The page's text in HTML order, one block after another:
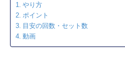
やり方
ポイント
目安の回数・セット数
動画